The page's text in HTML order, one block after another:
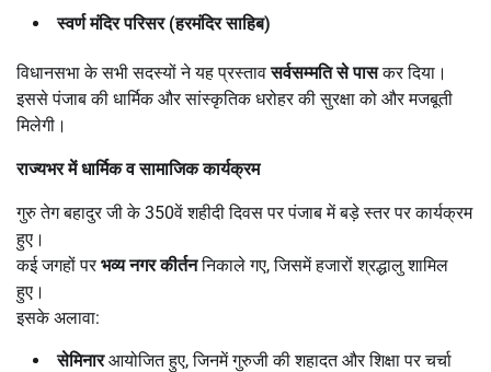
स्वर्ण मंदिर परिसर (हरमंदिर साहिब)
विधानसभा के सभी सदस्यों ने यह प्रस्तावसर्वसम्मति से पासकर दिया।
इससे पंजाब की धार्मिक और सांस्कृतिक धरोहर की सुरक्षा को और मजबूती
मिलेगी।
राज्यभर में धार्मिक व सामाजिक कार्यक्रम
गुरु तेग बहादुर जी के 350वें शहीदी दिवस पर पंजाब में बड़े स्तर पर कार्यक्रम
हुए।
कई जगहों परभव्य नगर कीर्तननिकाले गए, जिसमें हजारों श्रद्धालु शामिल
हुए।
इसके अलावा:
सेमिनारआयोजित हुए, जिनमें गुरुजी की शहादत और शिक्षा पर चर्चा